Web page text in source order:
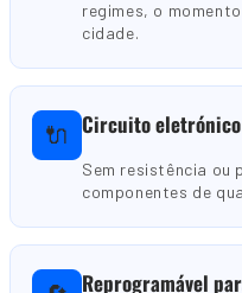
regimes, o
cidade.
🔌 Circuito
Sem resistência ou
componentes de
Reprogramável